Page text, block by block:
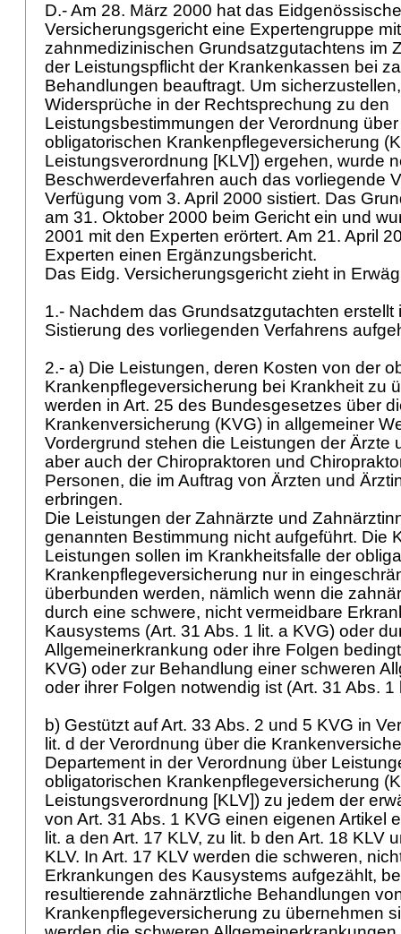
D.- Am 28. März 2000 hat das Eidgenössische
Versicherungsgericht eine Expertengruppe
zahnmedizinischen Grundsatzgutachtens im
der Leistungspflicht der Krankenkassen bei
Behandlungen beauftragt. Um
Widersprüche in der Rechtsprechung zu den
Leistungsbestimmungen der Verordnung
obligatorischen Krankenpflegeversicherung
Leistungsverordnung [KLV]) ergehen, wurde
Beschwerdeverfahren auch das vorliegende
Verfügung vom 3. April 2000 sistiert. Das
am 31. Oktober 2000 beim Gericht ein und
2001 mit den Experten erörtert. Am 21. April
Experten einen Ergänzungsbericht.
Das Eidg. Versicherungsgericht zieht in
1.- Nachdem das Grundsatzgutachten erstellt
Sistierung des vorliegenden Verfahrens
2.- a) Die Leistungen, deren Kosten von der
Krankenpflegeversicherung bei Krankheit zu
werden in Art. 25 des Bundesgesetzes über
Krankenversicherung (KVG) in allgemeiner
Vordergrund stehen die Leistungen der Ärzte
aber auch der Chiropraktoren und
Personen, die im Auftrag von Ärzten und
erbringen.
Die Leistungen der Zahnärzte und
genannten Bestimmung nicht aufgeführt. Die
Leistungen sollen im Krankheitsfalle der
Krankenpflegeversicherung nur in
überbunden werden, nämlich wenn die
durch eine schwere, nicht vermeidbare
Kausystems (Art. 31 Abs. 1 lit. a KVG) oder
Allgemeinerkrankung oder ihre Folgen
KVG) oder zur Behandlung einer schweren
oder ihrer Folgen notwendig ist (Art. 31 Abs. 1
b) Gestützt aufArt. 33 Abs. 2 und 5 KVG in
lit. d der Verordnung über die
Departement in der Verordnung über
obligatorischen Krankenpflegeversicherung
Leistungsverordnung [KLV]) zu jedem der
von Art. 31 Abs. 1 KVG einen eigenen Artikel
lit. a den Art. 17 KLV, zu lit. b den Art. 18 KLV
KLV. In Art. 17 KLV werden die schweren,
Erkrankungen des Kausystems aufgezählt,
resultierende zahnärztliche Behandlungen
Krankenpflegeversicherung zu übernehmen